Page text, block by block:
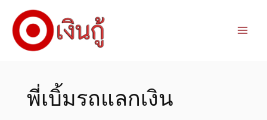
พี่เบิ้มรถแลกเงิน